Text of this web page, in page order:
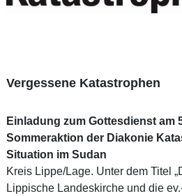
Vergessene Katastrophen
Einladung zum Gottesdienst am
Sommeraktion der Diakonie
Situation im Sudan
Kreis Lippe/Lage. Unter dem Titel
Lippische Landeskirche und die